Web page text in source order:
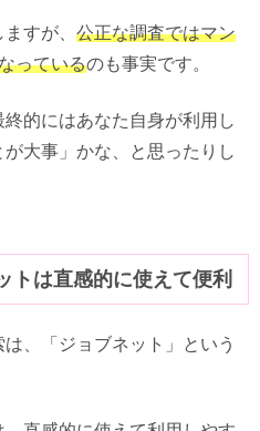
すが、 公正な調査ではマン
っているのも事実です。
的にはあなた自身が利用し
大事」かな、と思ったりし
トは直感的に使えて便利
、「ジョブネット」という